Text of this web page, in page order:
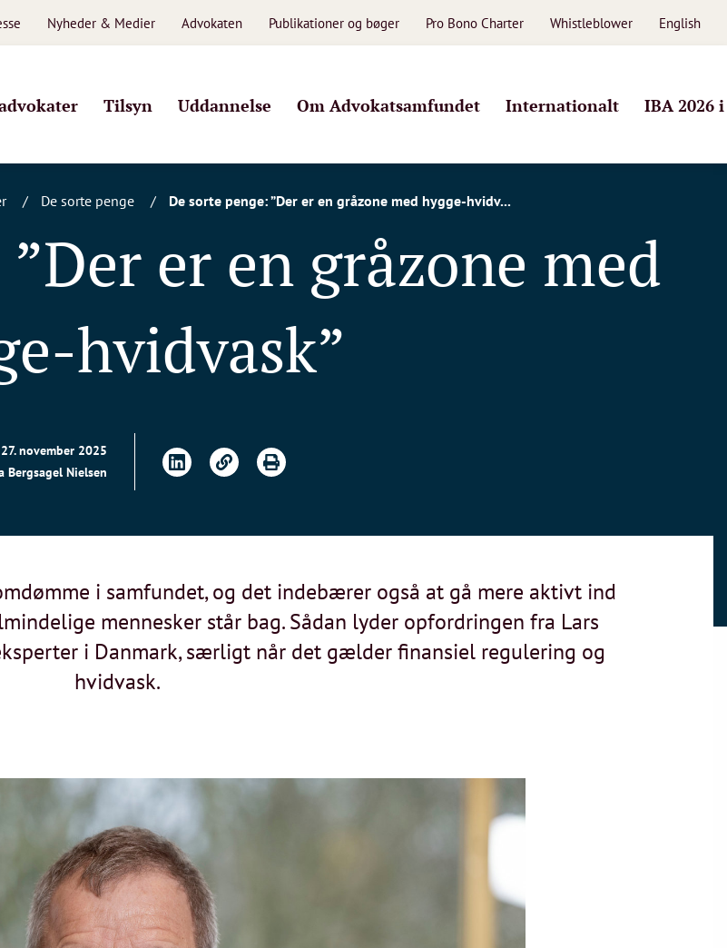
Nyheder & Medier Advokaten Publikationer og bøger Pro Bono Charter Whistleblower English
Tilsyn Uddannelse Om Advokatsamfundet Internationalt IBA 2026
De sorte penge De sorte penge: ”Der er en gråzone med hygge-hvidv...
er en gråzone med
hvidvask”
27. november 2025
Bergsagel Nielsen
i samfundet, og det indebærer også at gå mere aktivt ind
mennesker står bag. Sådan lyder opfordringen fra Lars
i Danmark, særligt når det gælder finansiel regulering og
hvidvask.